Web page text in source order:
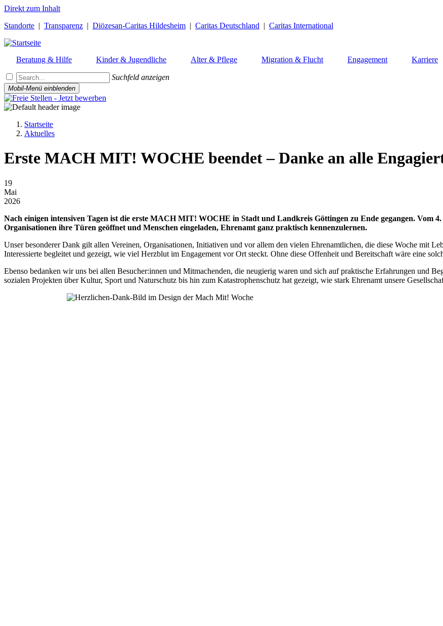
Direkt zum Inhalt
Standorte | Transparenz | Diözesan-Caritas Hildesheim | Caritas Deutschland | Caritas International
Beratung & Hilfe Kinder & Jugendliche Alter & Pflege Migration & Flucht Engagement Karriere
Suchfeld anzeigen
Mobil-Menü einblenden
Pfadnavigation
Startseite
Aktuelles
Erste MACH MIT! WOCHE beendet – Danke an alle
19
Mai
2026
Nach einigen intensiven Tagen ist die erste MACH MIT! WOCHE in Stadt und Landkreis Göttingen zu Ende gegangen. Vom
Organisationen ihre Türen geöffnet und Menschen eingeladen, Ehrenamt ganz praktisch kennenzulernen.
Unser besonderer Dank gilt allen Vereinen, Organisationen, Initiativen und vor allem den vielen Ehrenamtlichen, die diese Woche mit
Interessierte begleitet und gezeigt, wie viel Herzblut im Engagement vor Ort steckt. Ohne diese Offenheit und Bereitschaft wäre eine
Ebenso bedanken wir uns bei allen Besucher:innen und Mitmachenden, die neugierig waren und sich auf praktische Erfahrungen und
sozialen Projekten über Kultur, Sport und Naturschutz bis hin zum Katastrophenschutz hat gezeigt, wie stark Ehrenamt unsere